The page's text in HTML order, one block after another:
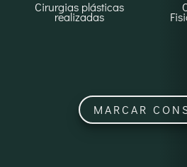
Cirurgias plásticas
realizadas
MARCAR